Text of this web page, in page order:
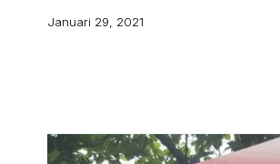
Januari 29, 2021